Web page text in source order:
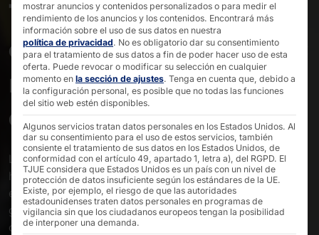
Tiendas de
conveniencia: compras
rápidas, alta
disponibilidad
Las tiendas de conveniencia son la solución ideal para
hacer la compra rápida entre horas. Ya sea en
estaciones de tren, en centros urbanos o en
gasolineras, ofrecen una gama compacta de productos
cotidianos, aperitivos y bebidas. Las soluciones
mostrar anuncios y contenidos personalizados o para medir el
rendimiento de los anuncios y los contenidos. Encontrará más
información sobre el uso de sus datos en nuestra
política de privacidad. No es obligatorio dar su consentimiento
para el tratamiento de sus datos a fin de poder hacer uso de esta
oferta. Puede revocar o modificar su selección en cualquier
momento en la sección de ajustes. Tenga en cuenta que, debido a
la configuración personal, es posible que no todas las funciones
del sitio web estén disponibles.
Algunos servicios tratan datos personales en los Estados Unidos. Al
dar su consentimiento para el uso de estos servicios, también
consiente el tratamiento de sus datos en los Estados Unidos, de
conformidad con el artículo 49, apartado 1, letra a), del RGPD. El
TJUE considera que Estados Unidos es un país con un nivel de
protección de datos insuficiente según los estándares de la UE.
Existe, por ejemplo, el riesgo de que las autoridades
estadounidenses traten datos personales en programas de
vigilancia sin que los ciudadanos europeos tengan la posibilidad
de interponer una demanda.